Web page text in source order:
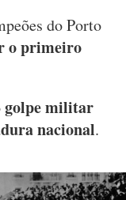
do Porto
o primeiro
golpe militar
nacional.